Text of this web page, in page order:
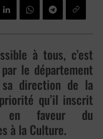
à tous, c’est
le département
direction de la
qu’il inscrit
en faveur du
à la Culture.